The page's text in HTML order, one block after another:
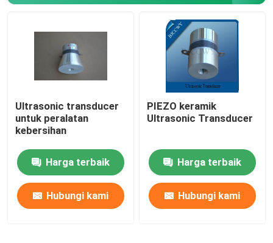
Ultrasonic transducer
untuk peralatan
kebersihan
Harga terbaik
Hubungi kami
PIEZO keramik
Ultrasonic Transducer
Harga terbaik
Hubungi kami